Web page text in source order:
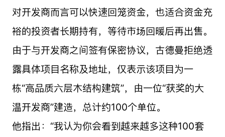
对开发商而言可以快速回笼资金，也适合资金充
裕的投资者长期持有，等待市场回暖后再出售。
由于与开发商之间签有保密协议，古德曼拒绝透
露具体项目名称及地址，仅表示该项目为一
栋“高品质六层木结构建筑”，由一位“获奖的大
温开发商”建造，总计约100个单位。
他指出：“我认为你会看到越来越多这种100套